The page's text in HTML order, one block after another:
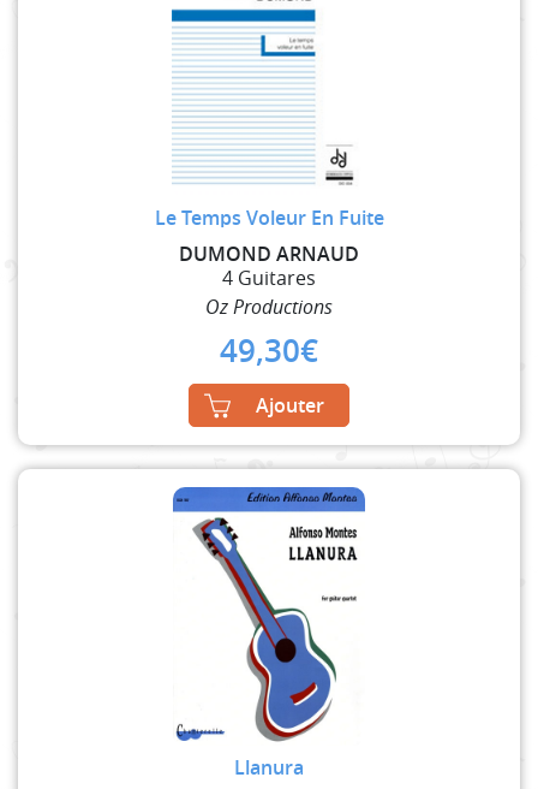
Le Temps Voleur En Fuite
DUMOND ARNAUD
4 Guitares
Oz Productions
49,30€
Ajouter
Llanura